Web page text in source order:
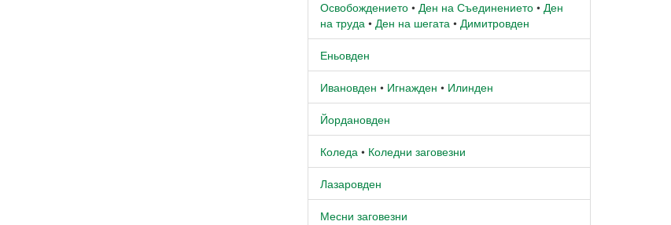
Освобождението • Ден на Съединението • Ден
на труда • Ден на шегата • Димитровден
Еньовден
Ивановден • Игнажден • Илинден
Йордановден
Коледа • Коледни заговезни
Лазаровден
Месни заговезни